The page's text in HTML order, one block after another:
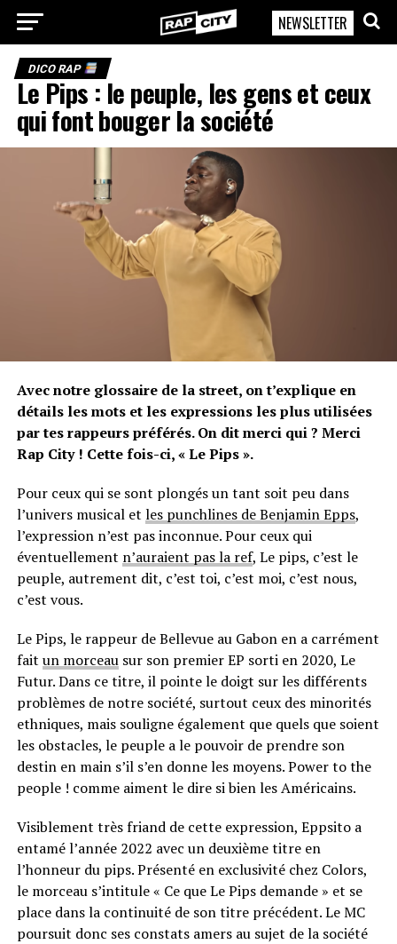
RapCity
NEWSLETTER
DICO RAP
Le Pips : le peuple, les gens et ceux
qui font bouger la société
Avec notre glossaire de la street, on t’explique en
détails les mots et les expressions les plus utilisées
par tes rappeurs préférés. On dit merci qui ? Merci
Rap City ! Cette fois-ci, « Le Pips ».
Pour ceux qui se sont plongés un tant soit peu dans
l’univers musical et les punchlines de Benjamin Epps,
l’expression n’est pas inconnue. Pour ceux qui
éventuellement n’auraient pas la ref, Le pips, c’est le
peuple, autrement dit, c’est toi, c’est moi, c’est nous,
c’est vous.
Le Pips, le rappeur de Bellevue au Gabon en a carrément
fait un morceausur son premier EP sorti en 2020, Le
Futur. Dans ce titre, il pointe le doigt sur les différents
problèmes de notre société, surtout ceux des minorités
ethniques, mais souligne également que quels que soient
les obstacles, le peuple a le pouvoir de prendre son
destin en main s’il s’en donne les moyens. Power to the
people ! comme aiment le dire si bien les Américains.
Visiblement très friand de cette expression, Eppsito a
entamé l’année 2022 avec un deuxième titre en
l’honneur du pips. Présenté en exclusivité chez Colors,
le morceau s’intitule « Ce que Le Pips demande » et se
place dans la continuité de son titre précédent. Le MC
poursuit donc ses constats amers au sujet de la société